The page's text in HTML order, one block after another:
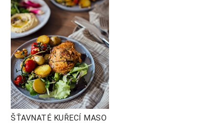
ŠŤAVNATÉ KUŘECÍ MASO